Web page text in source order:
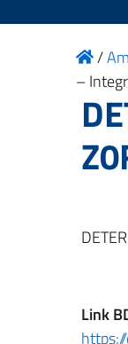
/
–
Link